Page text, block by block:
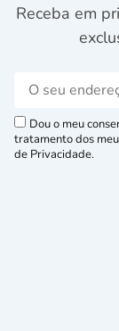
Receba em
Dou o meu
tratamento dos
de Privacidade.